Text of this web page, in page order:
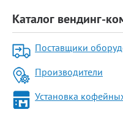
Каталог вендинг-
Поставщики
Производители
Установка